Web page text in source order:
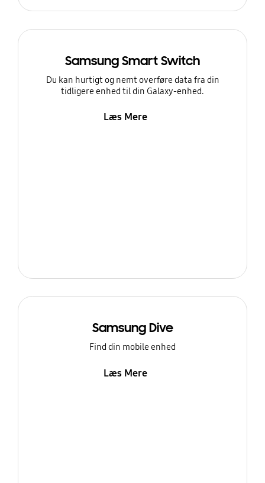
Samsung Smart Switch
Du kan hurtigt og nemt overføre data fra din
tidligere enhed til din Galaxy-enhed.
Læs Mere
Samsung Dive
Find din mobile enhed
Læs Mere